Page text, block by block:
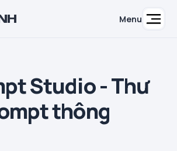
Menu
Studio - Thư
thông